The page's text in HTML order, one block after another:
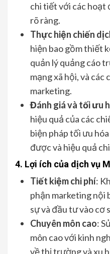
chi tiết với các hoạt
rõ ràng.
Thực hiện chiến
hiện bao gồm thiết
quản lý quảng cáo
mạng xã hội, và các
marketing.
Đánh giá và tối ưu
hiệu quả của các
biện pháp tối ưu
được và hiệu quả
4. Lợi ích của dịch vụ
Tiết kiệm chi phí:
phận marketing nội
sự và đầu tư vào cơ
Chuyên môn cao:
môn cao với kinh
về thị trường và xu